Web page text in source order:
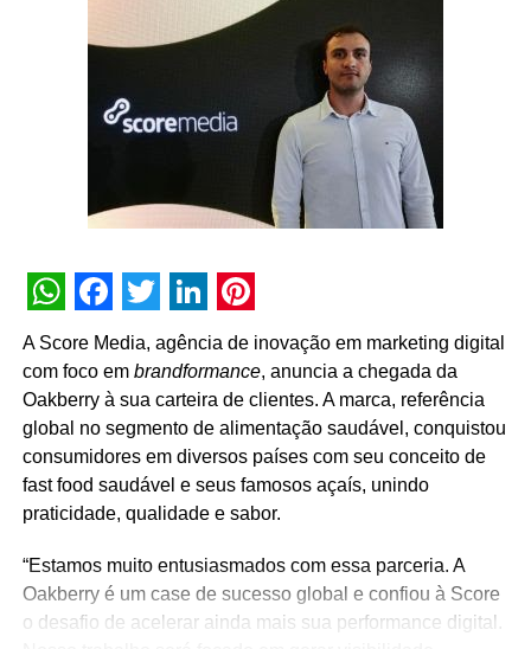
Outro pilar da parceria será a organização e
padronização de dados. “Trabalharemos para corrigir
GTM, eventos, tags e dashboards, eliminando
inconsistências e garantindo análises mais confiáveis”,
detalha o CEO. Com isso, espera-se otimizar campanhas,
aumentar tráfego no e-commerce e na loja, estimular uso
do aplicativo e oferecer relatórios sólidos para diretoria e
WhatsApp
Facebook
Twitter
LinkedIn
Pinterest
A Score Media, agência de inovação em marketing digital
com foco em brandformance, anuncia a chegada da
Oakberry à sua carteira de clientes. A marca, referência
global no segmento de alimentação saudável, conquistou
consumidores em diversos países com seu conceito de
fast food saudável e seus famosos açaís, unindo
praticidade, qualidade e sabor.
“Estamos muito entusiasmados com essa parceria. A
Oakberry é um case de sucesso global e confiou à Score
o desafio de acelerar ainda mais sua performance digital.